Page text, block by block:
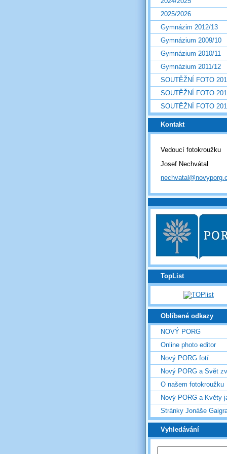
2025/2026
Gymnázim 2012/13
Gymnázium 2009/10
Gymnázium 2010/11
Gymnázium 2011/12
SOUTĚŽNÍ FOTO
SOUTĚŽNÍ FOTO
SOUTĚŽNÍ FOTO
Kontakt
Vedoucí fotokroužku
Josef Nechvátal
TopList
Oblíbené odkazy
NOVÝ PORG
Online photo editor
Nový PORG fotí
Nový PORG a Svět
O našem fotokroužku
Nový PORG a Květy
Stránky Jonáše
Vyhledávání